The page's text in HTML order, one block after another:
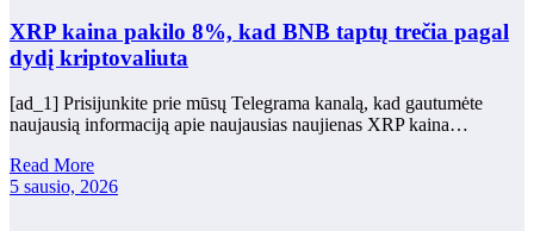
XRP kaina pakilo 8%, kad BNB taptų trečia pagal
dydį kriptovaliuta
[ad_1] Prisijunkite prie mūsų Telegrama kanalą, kad gautumėte
naujausią informaciją apie naujausias naujienas XRP kaina…
Read More
5 sausio, 2026